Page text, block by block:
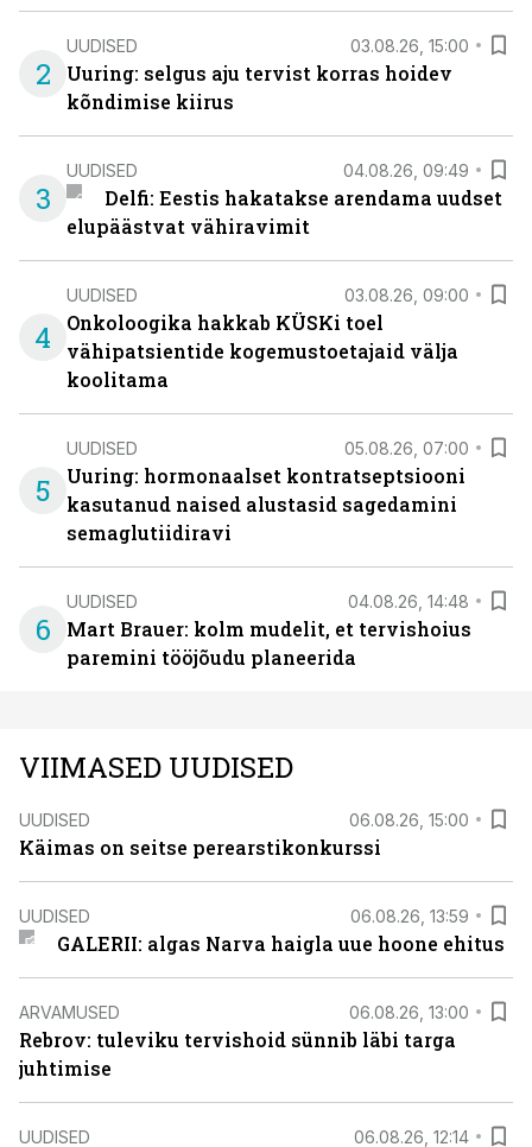
2
UUDISED 03.08.26, 15:00
Uuring: selgus aju tervist korras hoidev
kõndimise kiirus
3
UUDISED 04.08.26, 09:49
Delfi: Eestis hakatakse arendama uudset
elupäästvat vähiravimit
4
UUDISED 03.08.26, 09:00
Onkoloogika hakkab KÜSKi toel
vähipatsientide kogemustoetajaid välja
koolitama
5
UUDISED 05.08.26, 07:00
Uuring: hormonaalset kontratseptsiooni
kasutanud naised alustasid sagedamini
semaglutiidiravi
6
UUDISED 04.08.26, 14:48
Mart Brauer: kolm mudelit, et tervishoius
paremini tööjõudu planeerida
VIIMASED UUDISED
UUDISED 06.08.26, 15:00
Käimas on seitse perearstikonkurssi
UUDISED 06.08.26, 13:59
GALERII: algas Narva haigla uue hoone ehitus
ARVAMUSED 06.08.26, 13:00
Rebrov: tuleviku tervishoid sünnib läbi targa
juhtimise
UUDISED 06.08.26, 12:14